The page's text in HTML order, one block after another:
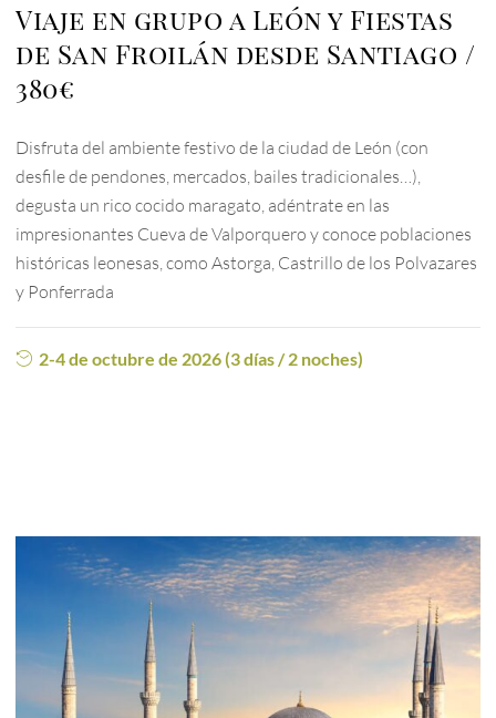
Viaje en grupo a León y Fiestas
de San Froilán desde Santiago
380€
Disfruta del ambiente festivo de la ciudad de León (con
desfile de pendones, mercados, bailes tradicionales…),
degusta un rico cocido maragato, adéntrate en las
impresionantes Cueva de Valporquero y conoce poblaciones
históricas leonesas, como Astorga, Castrillo de los Polvazares
y Ponferrada
2-4 de octubre de 2026 (3 días / 2 noches)